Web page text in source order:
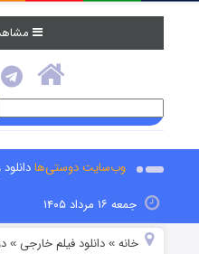
وب‌سایت دوستی‌ها
جمعه ۱۶ مرداد ۱۴۰۵
خانه »دانلود فیلم خارجی »